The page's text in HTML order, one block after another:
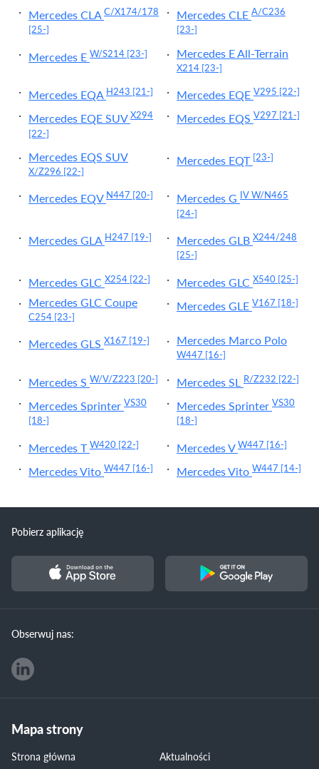
Mercedes CLAC/X174/178
[25-]
Mercedes CLE A/C236
[23-]
Mercedes E W/S214 [23-] Mercedes E All-Terrain
X214 [23-]
Mercedes EQA H243 [21-] Mercedes EQE V295 [22-]
Mercedes EQE SUVX294
[22-]
Mercedes EQS V297 [21-]
Mercedes EQS SUV
X/Z296 [22-]
Mercedes EQT [23-]
Mercedes EQV N447 [20-] Mercedes G IV W/N465
[24-]
Mercedes GLA H247 [19-] Mercedes GLB X244/248
[25-]
Mercedes GLC X254 [22-] Mercedes GLC X540 [25-]
Mercedes GLC Coupe
C254 [23-]
Mercedes GLE V167 [18-]
Mercedes GLS X167 [19-] Mercedes Marco Polo
W447 [16-]
Mercedes S W/V/Z223 [20-] Mercedes SL R/Z232 [22-]
Mercedes Sprinter VS30
[18-]
Mercedes Sprinter VS30
[18-]
Mercedes TW420 [22-] Mercedes VW447 [16-]
Mercedes Vito W447 [16-] Mercedes Vito W447 [14-]
Pobierz aplikację
Obserwuj nas:
Mapa strony
Strona główna Aktualności